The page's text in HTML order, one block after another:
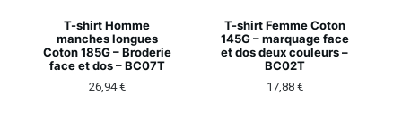
T-shirt Homme
manches longues
Coton 185G – Broderie
face et dos – BC07T
26,94€
T-shirt Femme Coton
145G – marquage face
et dos deux couleurs –
BC02T
17,88 €